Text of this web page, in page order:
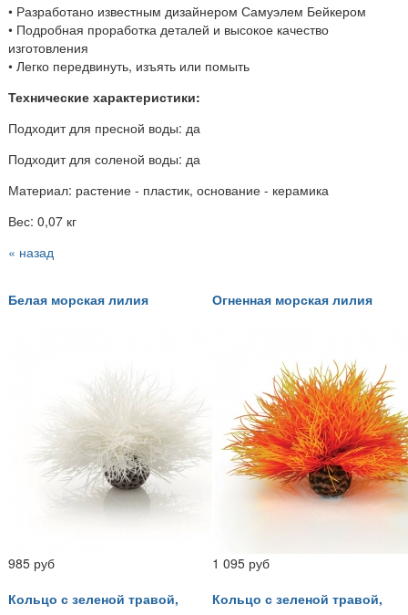
• Разработано известным дизайнером Самуэлем Бейкером
• Подробная проработка деталей и высокое качество
изготовления
• Легко передвинуть, изъять или помыть
Технические характеристики:
Подходит для пресной воды: да
Подходит для соленой воды: да
Материал: растение - пластик, основание - керамика
Вес: 0,07 кг
« назад
Белая морская лилия
985 руб
Огненная морская лилия
1 095 руб
Кольцо с зеленой травой,
Кольцо с зеленой травой,